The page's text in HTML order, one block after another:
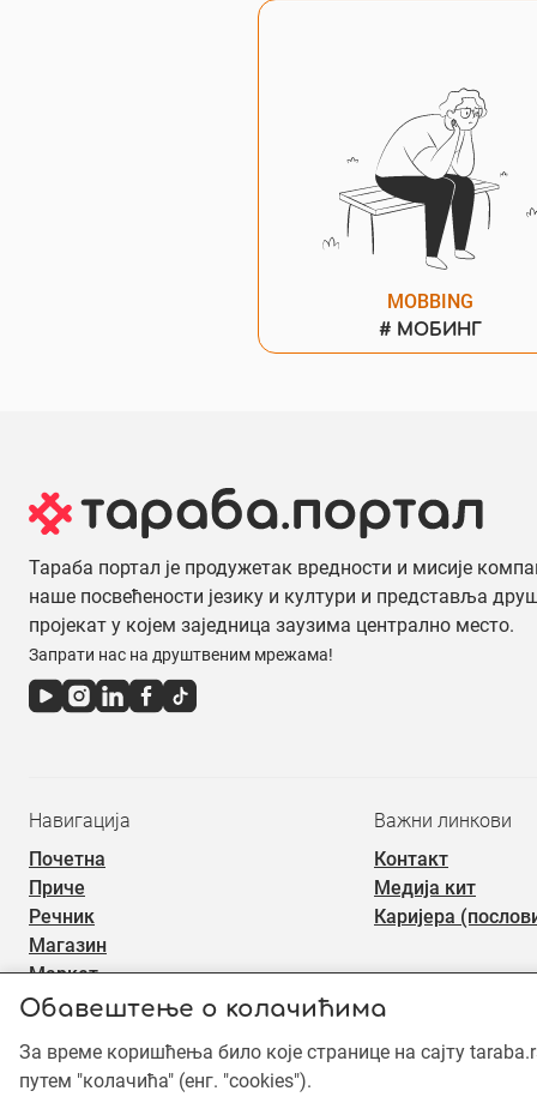
MOBBING
# МОБИНГ
Обавештење о колачићима
За време коришћења било које странице на сајту
путем "колачића" (енг. "cookies").
Тараба портал је продужетак вредности и мисије
наше посвећености језику и култури и представља
пројекат у којем заједница заузима централно место.
Запрати нас на друштвеним мрежама!
Навигација
Почетна
Приче
Речник
Магазин
Маркет
Важни линкови
Контакт
Медија кит
Каријера
©2019 - 2026 Тараба доо. Сва права задржана. Садржај је
употреба садржаја је забрањена.